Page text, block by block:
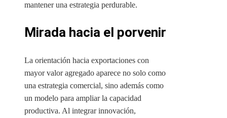
mantener una estrategia perdurable.
Mirada hacia el porvenir
La orientación hacia exportaciones con
mayor valor agregado aparece no solo como
una estrategia comercial, sino además como
un modelo para ampliar la capacidad
productiva. Al integrar innovación,